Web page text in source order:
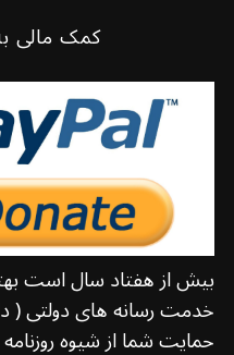
کمک مالی
بیش از هفتاد سال است
خدمت رسانه های دولتی (
حمایت شما از شیوه